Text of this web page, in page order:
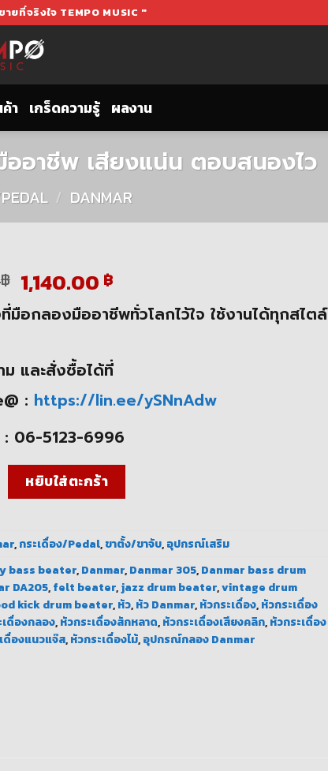
ยที่จริงใจ TEMPO MUSIC "
า เกร็ดความรู้ ผลงาน
ออาชีพ เสียงแน่น ตอบสนองไว
/ DANMAR
฿ Original
price
was:
1,140.00 ฿Current
price
is:
มือกลองมืออาชีพทั่วโลกไว้ใจ ใช้งานได้ทุกสไตล์
ม และสั่งซื้อได้ที่
: https://lin.ee/ySNnAdw
: 06-5123-6996
ดื่อง Danmar มาตรฐานมืออาชีพ เสียงแน่น ตอบสนองไว ชิ้น
หยิบใส่ตะกร้า
, กระเดื่อง/Pedal,ขาตั้ง/ขาจับ, อุปกรณ์เสริม
bass beater, Danmar, Danmar 305, Danmar bass drum
DA205, felt beater, jazz drum beater,vintage drum
kick drum beater, หัว, หัว Danmar, หัวกระเดื่อง, หัวกระเดื่อง
เดื่องกลอง, หัวกระเดื่องสักหลาด, หัวกระเดื่องเสียงคลิก, หัวกระเดื่อง
ดื่องแนวแจ๊ส, หัวกระเดื่องไม้, อุปกรณ์กลอง Danmar